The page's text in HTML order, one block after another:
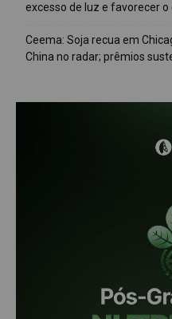
excesso de luz e favorecer
Ceema: Soja recua em
China no radar; prêmios